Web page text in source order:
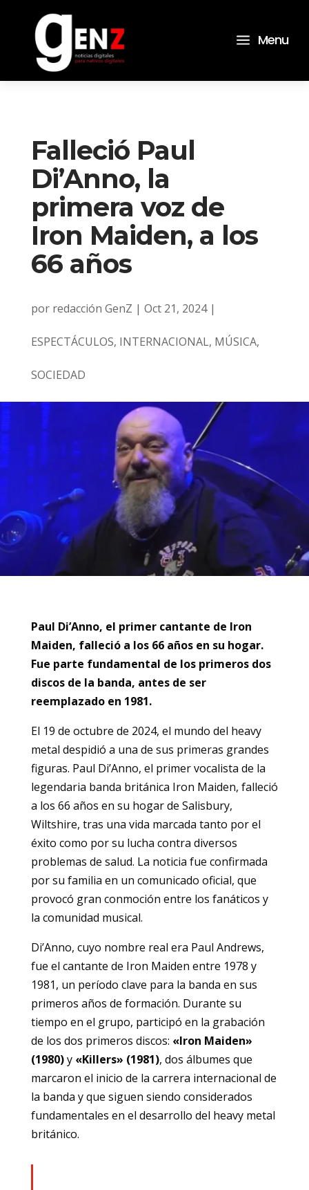
a Menu
Falleció Paul
Di’Anno, la
primera voz de
Iron Maiden, a los
66 años
por redacción GenZ | Oct 21, 2024|
ESPECTÁCULOS, INTERNACIONAL, MÚSICA,
SOCIEDAD
Paul Di’Anno, el primer cantante de Iron
Maiden, falleció a los 66 años en su hogar.
Fue parte fundamental de los primeros dos
discos de la banda, antes de ser
reemplazado en 1981.
El 19 de octubre de 2024, el mundo del heavy
metal despidió a una de sus primeras grandes
figuras. Paul Di’Anno, el primer vocalista de la
legendaria banda británica Iron Maiden, falleció
a los 66 años en su hogar de Salisbury,
Wiltshire, tras una vida marcada tanto por el
éxito como por su lucha contra diversos
problemas de salud. La noticia fue confirmada
por su familia en un comunicado oficial, que
provocó gran conmoción entre los fanáticos y
la comunidad musical.
Di’Anno, cuyo nombre real era Paul Andrews,
fue el cantante de Iron Maiden entre 1978 y
1981, un período clave para la banda en sus
primeros años de formación. Durante su
tiempo en el grupo, participó en la grabación
de los dos primeros discos: «Iron Maiden»
(1980)y «Killers» (1981), dos álbumes que
marcaron el inicio de la carrera internacional de
la banda y que siguen siendo considerados
fundamentales en el desarrollo del heavy metal
británico.